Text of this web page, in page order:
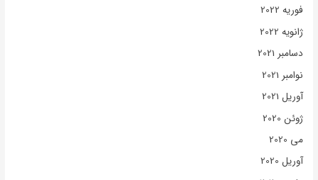
فوریه 2022
ژانویه 2022
دسامبر 2021
نوامبر 2021
آوریل 2021
ژوئن 2020
می 2020
آوریل 2020